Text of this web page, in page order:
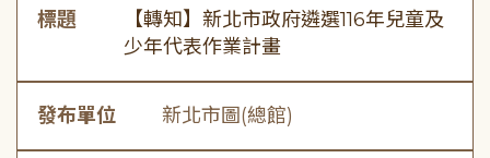
標題
【轉知】新北市政府遴選116年兒童及
少年代表作業計畫
發布單位 新北市圖(總館)